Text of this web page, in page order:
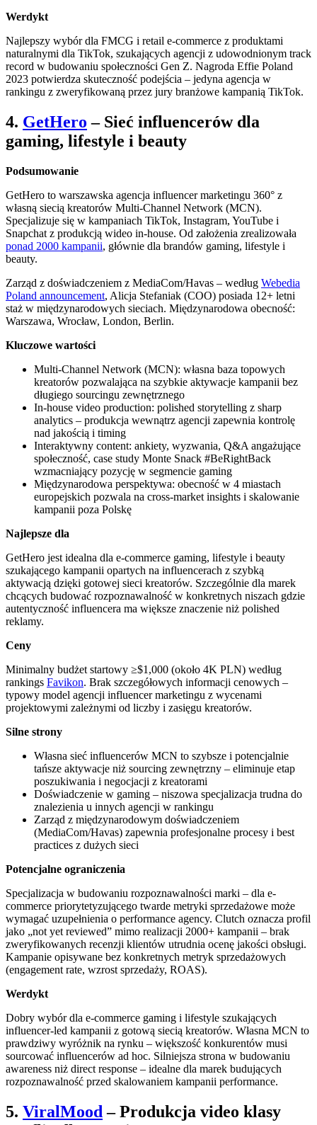
Werdykt
Najlepszy wybór dla FMCG i retail e-commerce z produktami
naturalnymi dla TikTok, szukających agencji z udowodnionym track
record w budowaniu społeczności Gen Z. Nagroda Effie Poland
2023 potwierdza skuteczność podejścia – jedyna agencja w
rankingu z zweryfikowaną przez jury branżowe kampanią TikTok.
4. GetHero – Sieć influencerów dla
gaming, lifestyle i beauty
Podsumowanie
GetHero to warszawska agencja influencer marketingu 360° z
własną siecią kreatorów Multi-Channel Network (MCN).
Specjalizuje się w kampaniach TikTok, Instagram, YouTube i
Snapchat z produkcją wideo in-house. Od założenia zrealizowała
ponad 2000 kampanii, głównie dla brandów gaming, lifestyle i
beauty.
Zarząd z doświadczeniem z MediaCom/Havas – według Webedia
Poland announcement, Alicja Stefaniak (COO) posiada 12+ letni
staż w międzynarodowych sieciach. Międzynarodowa obecność:
Warszawa, Wrocław, London, Berlin.
Kluczowe wartości
Multi-Channel Network (MCN): własna baza topowych
kreatorów pozwalająca na szybkie aktywacje kampanii bez
długiego sourcingu zewnętrznego
In-house video production: polished storytelling z sharp
analytics – produkcja wewnątrz agencji zapewnia kontrolę
nad jakością i timing
Interaktywny content: ankiety, wyzwania, Q&A angażujące
społeczność, case study Monte Snack #BeRightBack
wzmacniający pozycję w segmencie gaming
Międzynarodowa perspektywa: obecność w 4 miastach
europejskich pozwala na cross-market insights i skalowanie
kampanii poza Polskę
Najlepsze dla
GetHero jest idealna dla e-commerce gaming, lifestyle i beauty
szukającego kampanii opartych na influencerach z szybką
aktywacją dzięki gotowej sieci kreatorów. Szczególnie dla marek
chcących budować rozpoznawalność w konkretnych niszach gdzie
autentyczność influencera ma większe znaczenie niż polished
reklamy.
Ceny
Minimalny budżet startowy ≥$1,000 (około 4K PLN) według
rankings Favikon. Brak szczegółowych informacji cenowych –
typowy model agencji influencer marketingu z wycenami
projektowymi zależnymi od liczby i zasięgu kreatorów.
Silne strony
Własna sieć influencerów MCN to szybsze i potencjalnie
tańsze aktywacje niż sourcing zewnętrzny – eliminuje etap
poszukiwania i negocjacji z kreatorami
Doświadczenie w gaming – niszowa specjalizacja trudna do
znalezienia u innych agencji w rankingu
Zarząd z międzynarodowym doświadczeniem
(MediaCom/Havas) zapewnia profesjonalne procesy i best
practices z dużych sieci
Potencjalne ograniczenia
Specjalizacja w budowaniu rozpoznawalności marki – dla e-
commerce priorytetyzującego twarde metryki sprzedażowe może
wymagać uzupełnienia o performance agency. Clutch oznacza profil
jako „not yet reviewed” mimo realizacji 2000+ kampanii – brak
zweryfikowanych recenzji klientów utrudnia ocenę jakości obsługi.
Kampanie opisywane bez konkretnych metryk sprzedażowych
(engagement rate, wzrost sprzedaży, ROAS).
Werdykt
Dobry wybór dla e-commerce gaming i lifestyle szukających
influencer-led kampanii z gotową siecią kreatorów. Własna MCN to
prawdziwy wyróżnik na rynku – większość konkurentów musi
sourcować influencerów ad hoc. Silniejsza strona w budowaniu
awareness niż direct response – idealne dla marek budujących
rozpoznawalność przed skalowaniem kampanii performance.
5. ViralMood – Produkcja video klasy